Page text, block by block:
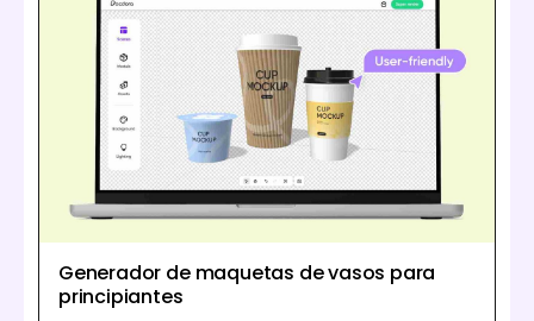
Generador de maquetas de vasos para
principiantes